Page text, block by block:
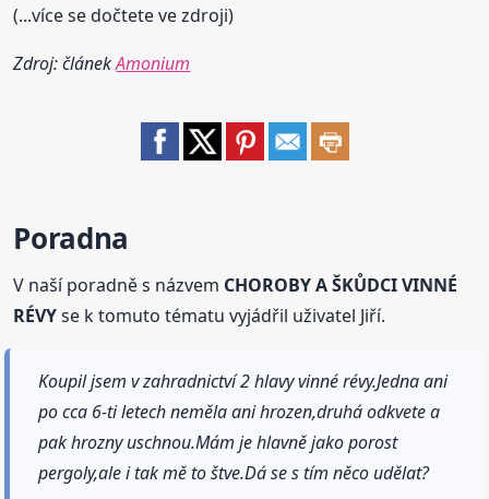
(...více se dočtete ve zdroji)
Zdroj: článekAmonium
Poradna
V naší poradně s názvem CHOROBY A ŠKŮDCI VINNÉ
RÉVYse k tomuto tématu vyjádřil uživatel Jiří.
Koupil jsem v zahradnictví 2 hlavy vinné révy.Jedna ani
po cca 6-ti letech neměla ani hrozen,druhá odkvete a
pak hrozny uschnou.Mám je hlavně jako porost
pergoly,ale i tak mě to štve.Dá se s tím něco udělat?